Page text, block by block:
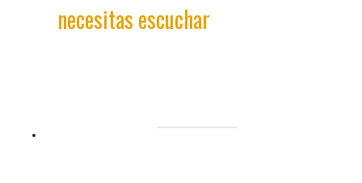
necesitas escuchar